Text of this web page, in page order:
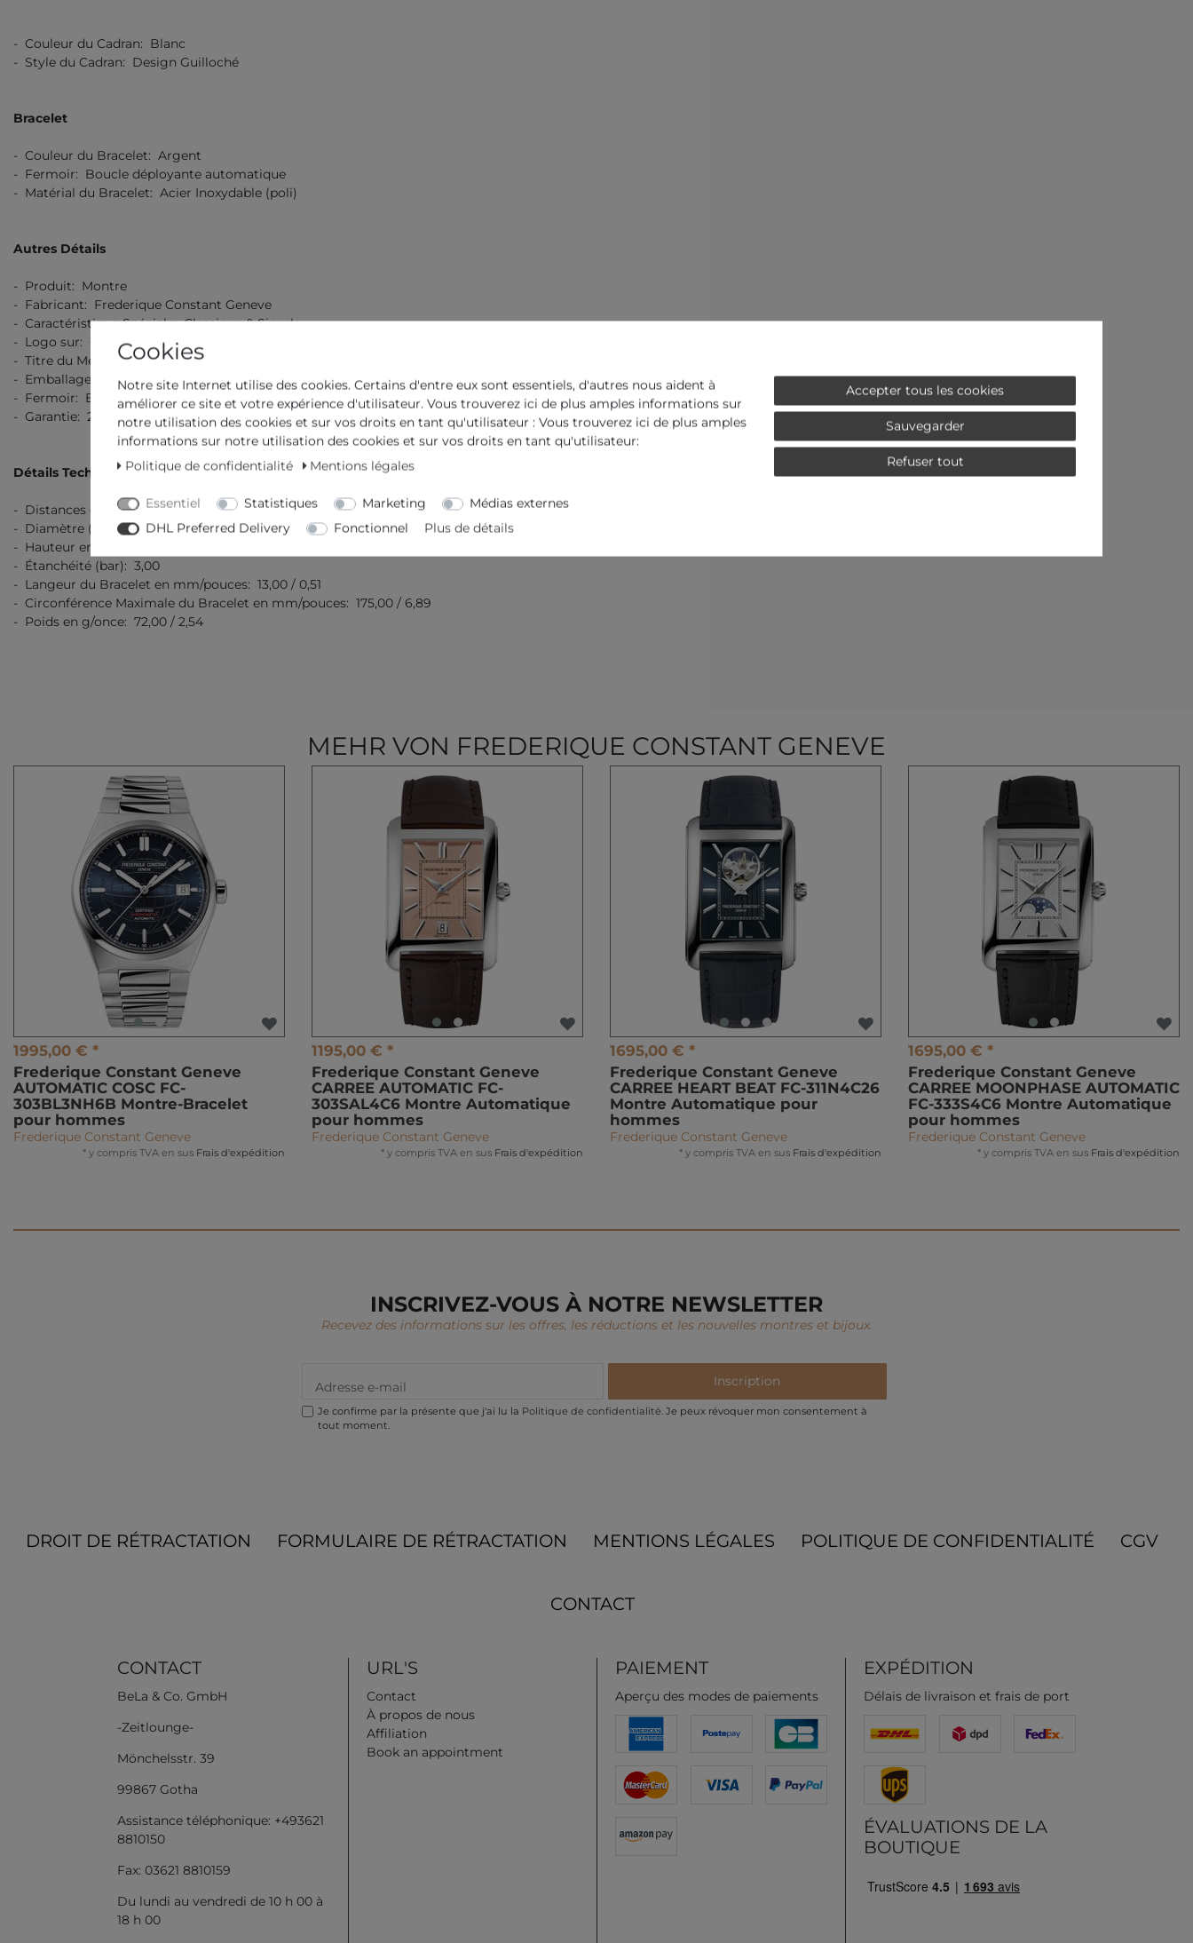
- Couleur du Cadran: Blanc
- Style du Cadran: Design Guilloché
Bracelet
- Couleur du Bracelet: Argent
- Fermoir: Boucle déployante automatique
- Matérial du Bracelet: Acier Inoxydable (poli)
Autres Détails
- Produit: Montre
- Fabricant: Frederique Constant Geneve
- Caractéristique Spéciale: Classique & Simple
- Logo sur: Cadran, Boucle, Verso
- Titre du Métal / Sorte de Métal: Acier Inoxydable 316L
- Emballage: Emballage Originale avec des Documents
- Fermoir: Boucle déployante automatique
- Garantie: 2 Ans Garantie de Fabrication
Détails Techniques
- Distances entre les cornes en mm/pouces: 25,00 / 0,98
- Diamètre (sans couronne) en mm/pouce: 21,00 / 0,83
- Hauteur en mm/pouces: 8,00 / 0,31
- Étanchéité (bar): 3,00
- Langeur du Bracelet en mm/pouces: 13,00 / 0,51
- Circonférence Maximale du Bracelet en mm/pouces: 175,00 / 6,89
- Poids en g/once: 72,00 / 2,54
MEHR VON FREDERIQUE CONSTANT GENEVE
1995,00 € *
Frederique Constant Geneve
AUTOMATIC COSC FC-
303BL3NH6B Montre-Bracelet
pour hommes
Frederique Constant Geneve
* y compris TVA en sus Frais d'expédition
1195,00 € *
Frederique Constant Geneve
CARREE AUTOMATIC FC-
303SAL4C6 Montre Automatique
pour hommes
Frederique Constant Geneve
* y compris TVA en sus Frais d'expédition
1695,00 € *
Frederique Constant Geneve
CARREE HEART BEAT FC-311N4C26
Montre Automatique pour
hommes
Frederique Constant Geneve
* y compris TVA en sus Frais d'expédition
1695,00 € *
Frederique Constant Geneve
CARREE MOONPHASE AUTOMATIC
FC-333S4C6 Montre Automatique
pour hommes
Frederique Constant Geneve
* y compris TVA en sus Frais d'expédition
INSCRIVEZ-VOUS À NOTRE NEWSLETTER
Recevez des informations sur les offres, les réductions et les nouvelles montres et bijoux.
Inscription
Je confirme par la présente que j'ai lu la Politique de confidentialité . Je peux révoquer mon consentement à
tout moment.
DROIT DE RÉTRACTATION FORMULAIRE DE RÉTRACTATION MENTIONS LÉGALES POLITIQUE DE CONFIDENTIALITÉ CGV
CONTACT
CONTACT
BeLa & Co. GmbH
-Zeitlounge-
Mönchelsstr. 39
99867 Gotha
Assistance téléphonique: +493621
8810150
Fax: 03621 8810159
Du lundi au vendredi de 10 h 00 à
18 h 00
URL'S
Contact
À propos de nous
Affiliation
Book an appointment
PAIEMENT
Aperçu des modes de paiements
EXPÉDITION
Délais de livraison et frais de port
ÉVALUATIONS DE LA
BOUTIQUE
Cookies
Notre site Internet utilise des cookies. Certains d'entre eux sont essentiels, d'autres nous aident à
améliorer ce site et votre expérience d'utilisateur. Vous trouverez ici de plus amples informations sur
notre utilisation des cookies et sur vos droits en tant qu'utilisateur : Vous trouverez ici de plus amples
informations sur notre utilisation des cookies et sur vos droits en tant qu'utilisateur:
Politique de confidentialité
Mentions légales
Essentiel Statistiques Marketing
Médias externes
DHL Preferred Delivery
Fonctionnel Plus de détails
Accepter tous les cookies
Sauvegarder
Refuser tout